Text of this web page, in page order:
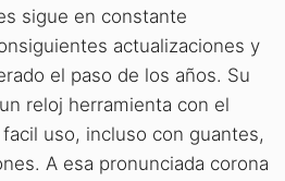
sigue en constante
actualizaciones y
el paso de los años. Su
reloj herramienta con el
uso, incluso con guantes,
A esa pronunciada corona